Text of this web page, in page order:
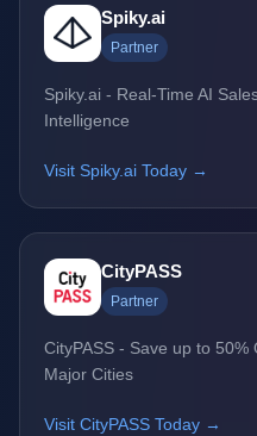
Spiky.ai
Partner
Spiky.ai - Real-Time AI
Intelligence
Visit Spiky.ai Today →
CityPASS
Partner
CityPASS - Save up to 50%
Major Cities
Visit CityPASS Today →